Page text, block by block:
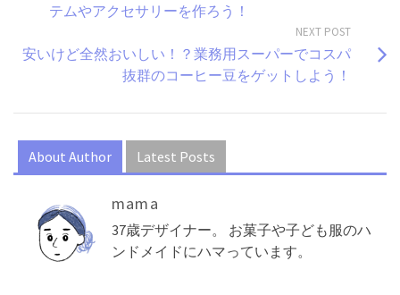
テムやアクセサリーを作ろう！
NEXT POST
安いけど全然おいしい！？業務用スーパーでコスパ
抜群のコーヒー豆をゲットしよう！
About Author Latest Posts
mama
37歳デザイナー。 お菓子や子ども服のハ
ンドメイドにハマっています。